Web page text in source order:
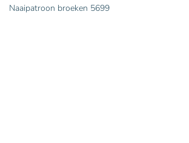
Naaipatroon broeken 5699